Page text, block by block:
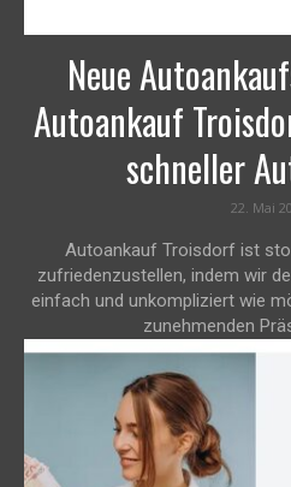
Neue
Autoankauf
schneller
22. Mai
Autoankauf Troisdorf ist
zufriedenzustellen, indem wir
einfach und unkompliziert wie
zunehmenden